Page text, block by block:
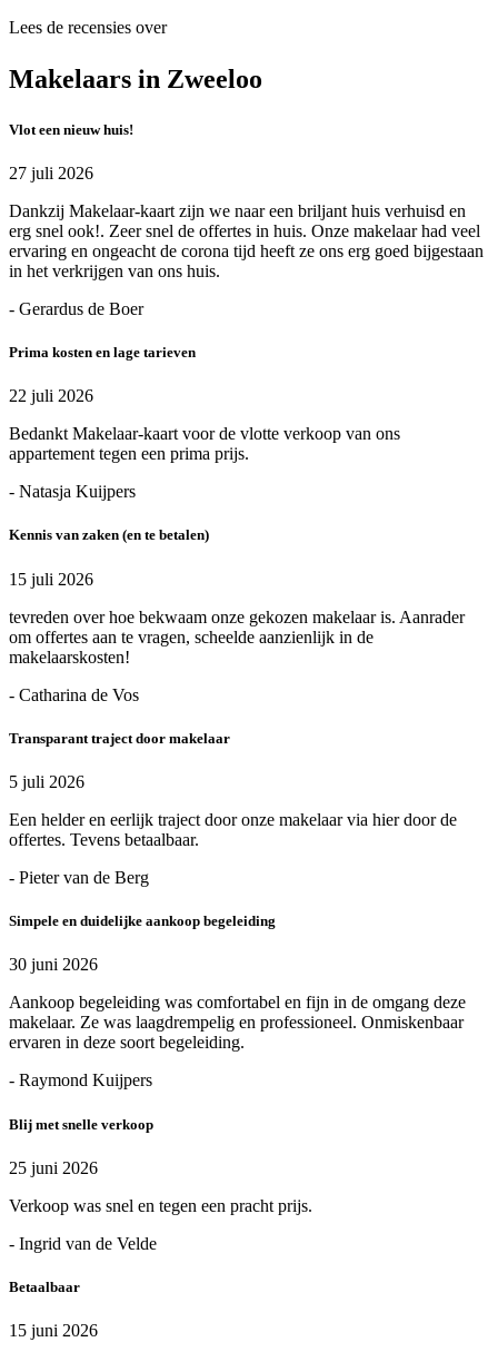
Lees de recensies over
Makelaars in Zweeloo
Vlot een nieuw huis!
27 juli 2026
Dankzij Makelaar-kaart zijn we naar een briljant huis verhuisd en
erg snel ook!. Zeer snel de offertes in huis. Onze makelaar had veel
ervaring en ongeacht de corona tijd heeft ze ons erg goed bijgestaan
in het verkrijgen van ons huis.
- Gerardus de Boer
Prima kosten en lage tarieven
22 juli 2026
Bedankt Makelaar-kaart voor de vlotte verkoop van ons
appartement tegen een prima prijs.
- Natasja Kuijpers
Kennis van zaken (en te betalen)
15 juli 2026
tevreden over hoe bekwaam onze gekozen makelaar is. Aanrader
om offertes aan te vragen, scheelde aanzienlijk in de
makelaarskosten!
- Catharina de Vos
Transparant traject door makelaar
5 juli 2026
Een helder en eerlijk traject door onze makelaar via hier door de
offertes. Tevens betaalbaar.
- Pieter van de Berg
Simpele en duidelijke aankoop begeleiding
30 juni 2026
Aankoop begeleiding was comfortabel en fijn in de omgang deze
makelaar. Ze was laagdrempelig en professioneel. Onmiskenbaar
ervaren in deze soort begeleiding.
- Raymond Kuijpers
Blij met snelle verkoop
25 juni 2026
Verkoop was snel en tegen een pracht prijs.
- Ingrid van de Velde
Betaalbaar
15 juni 2026